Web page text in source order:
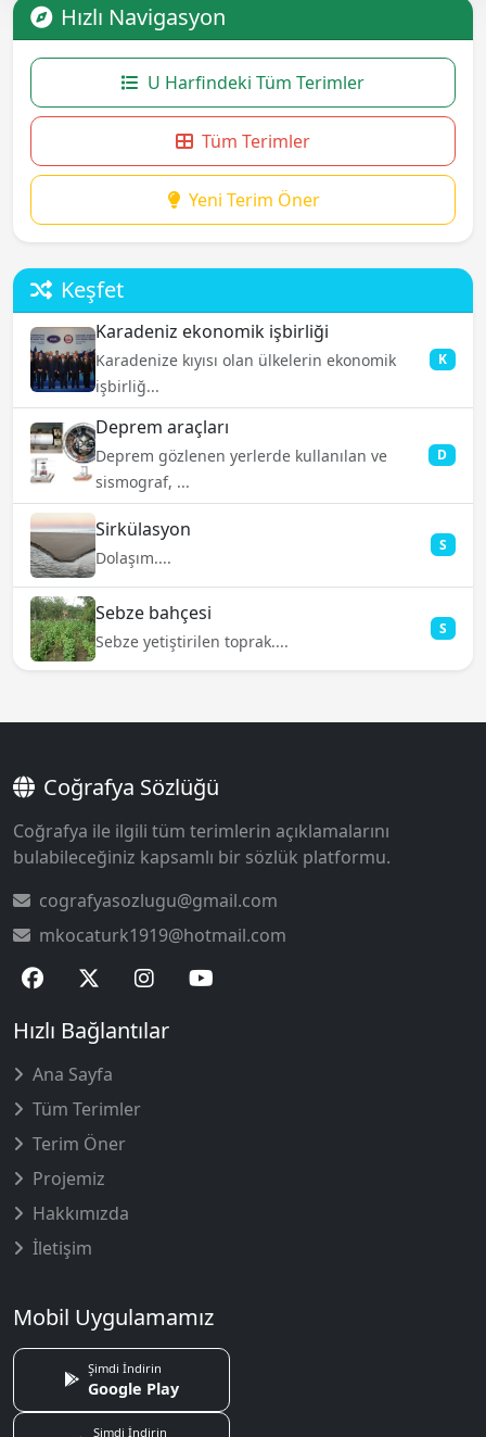
Hızlı Navigasyon
U Harfindeki Tüm Terimler
Tüm Terimler
Yeni Terim Öner
Keşfet
Karadeniz ekonomik işbirliği
Karadenize kıyısı olan ülkelerin ekonomik
işbirliğ...
K
Deprem araçları
Deprem gözlenen yerlerde kullanılan ve
sismograf, ...
D
Sirkülasyon
Dolaşım....
S
Sebze bahçesi
Sebze yetiştirilen toprak....
S
Coğrafya Sözlüğü
Coğrafya ile ilgili tüm terimlerin açıklamalarını
bulabileceğiniz kapsamlı bir sözlük platformu.
cografyasozlugu@gmail.com
mkocaturk1919@hotmail.com
Hızlı Bağlantılar
Ana Sayfa
Tüm Terimler
Terim Öner
Projemiz
Hakkımızda
İletişim
Mobil Uygulamamız
Şimdi İndirin
Google Play
Şimdi İndirin